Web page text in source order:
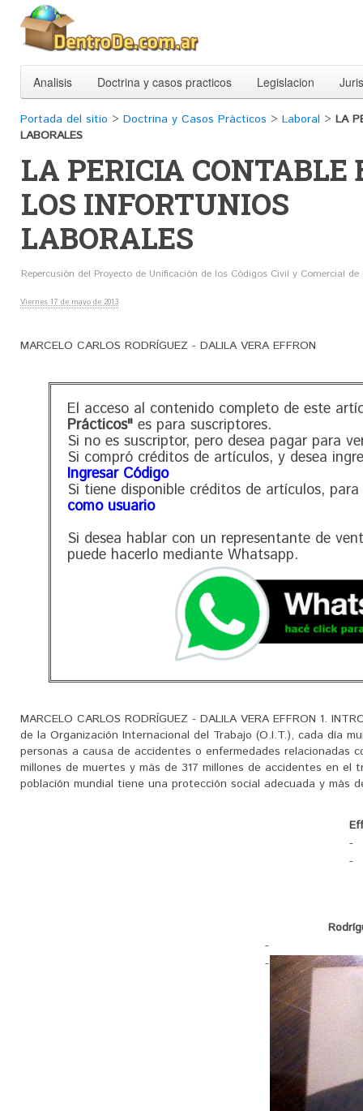
Analisis Doctrina y casos practicos Legislacion
Portada del sitio > Doctrina y Casos Prácticos > Laboral > LA
LABORALES
LA PERICIA CONTABLE
LOS INFORTUNIOS
LABORALES
Repercusión del Proyecto de Unificación de los Códigos Civil y Comercial
Viernes 17 de mayo de 2013
MARCELO CARLOS RODRÍGUEZ - DALILA VERA EFFRON
El acceso al contenido completo de este
Prácticos" es para suscriptores.
Si no es suscriptor, pero desea pagar para
Si compró créditos de artículos, y desea
Ingresar Código
Si tiene disponible créditos de artículos,
como usuario
Si desea hablar con un representante de
puede hacerlo mediante Whatsapp.
MARCELO CARLOS RODRÍGUEZ - DALILA VERA EFFRON 1.
de la Organización Internacional del Trabajo (O.I.T.), cada día
personas a causa de accidentes o enfermedades relacionadas
millones de muertes y más de 317 millones de accidentes en
población mundial tiene una protección social adecuada y más
-
-
-
-